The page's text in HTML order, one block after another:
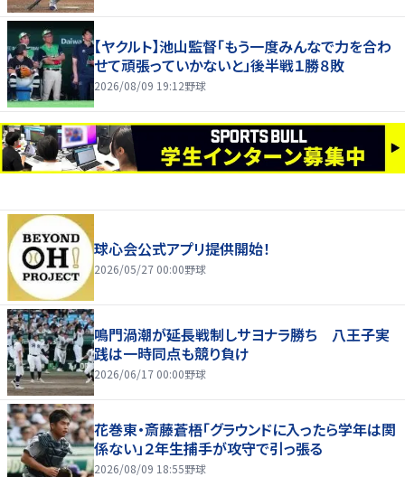
【ヤクルト】池山監督「もう一度みんなで力を合わ
せて頑張っていかないと」後半戦１勝８敗
2026/08/09 19:12野球
球心会公式アプリ提供開始！
2026/05/27 00:00野球
鳴門渦潮が延長戦制しサヨナラ勝ち 八王子実
践は一時同点も競り負け
2026/06/17 00:00野球
花巻東・斎藤蒼梧「グラウンドに入ったら学年は関
係ない」２年生捕手が攻守で引っ張る
2026/08/09 18:55野球